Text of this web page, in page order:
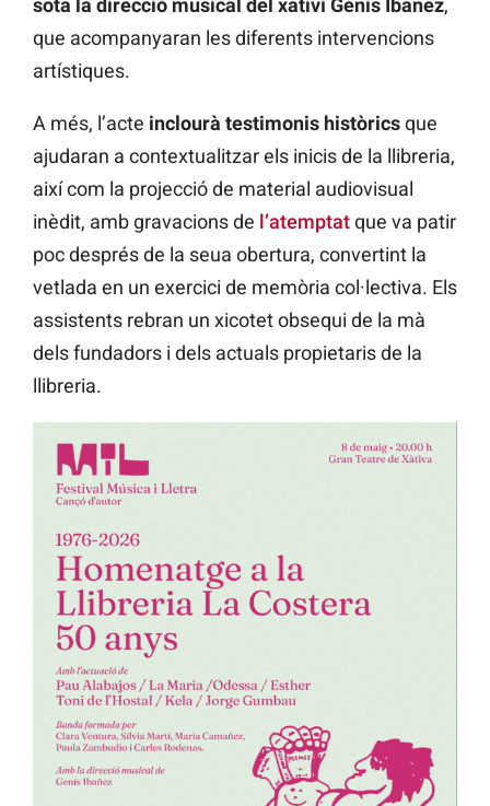
sota la direcció musical del xativí Genís Ibañez,
que acompanyaran les diferents intervencions
artístiques.
A més, l’acte inclourà testimonis històricsque
ajudaran a contextualitzar els inicis de la llibreria,
així com la projecció de material audiovisual
inèdit, amb gravacions de l’atemptatque va patir
poc després de la seua obertura, convertint la
vetlada en un exercici de memòria col·lectiva. Els
assistents rebran un xicotet obsequi de la mà
dels fundadors i dels actuals propietaris de la
llibreria.